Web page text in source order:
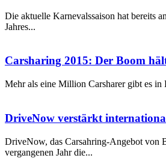
Die aktuelle Karnevalssaison hat bereits
Jahres...
Carsharing 2015: Der Boom
Mehr als eine Million Carsharer gibt es in
DriveNow verstärkt
DriveNow, das Carsahring-Angebot von
vergangenen Jahr die...